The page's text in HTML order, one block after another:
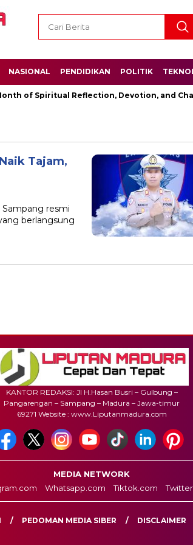
NASIONAL PENDIDIKAN POLITIK
of Spiritual Reflection, Devotion, and
Tajam,
Sampang resmi
berlangsung
KANTOR REDAKSI: Jl H.Hasan Busri – Gulbung –
Pangarengan – Sampang – Madura – Jawa-timur
69271 Website : www.Liputanmadura.com
MEDIA NETWORK
Whatsapp.com Tiktok.com
PEDOMAN MEDIA SIBER DISCLAIMER